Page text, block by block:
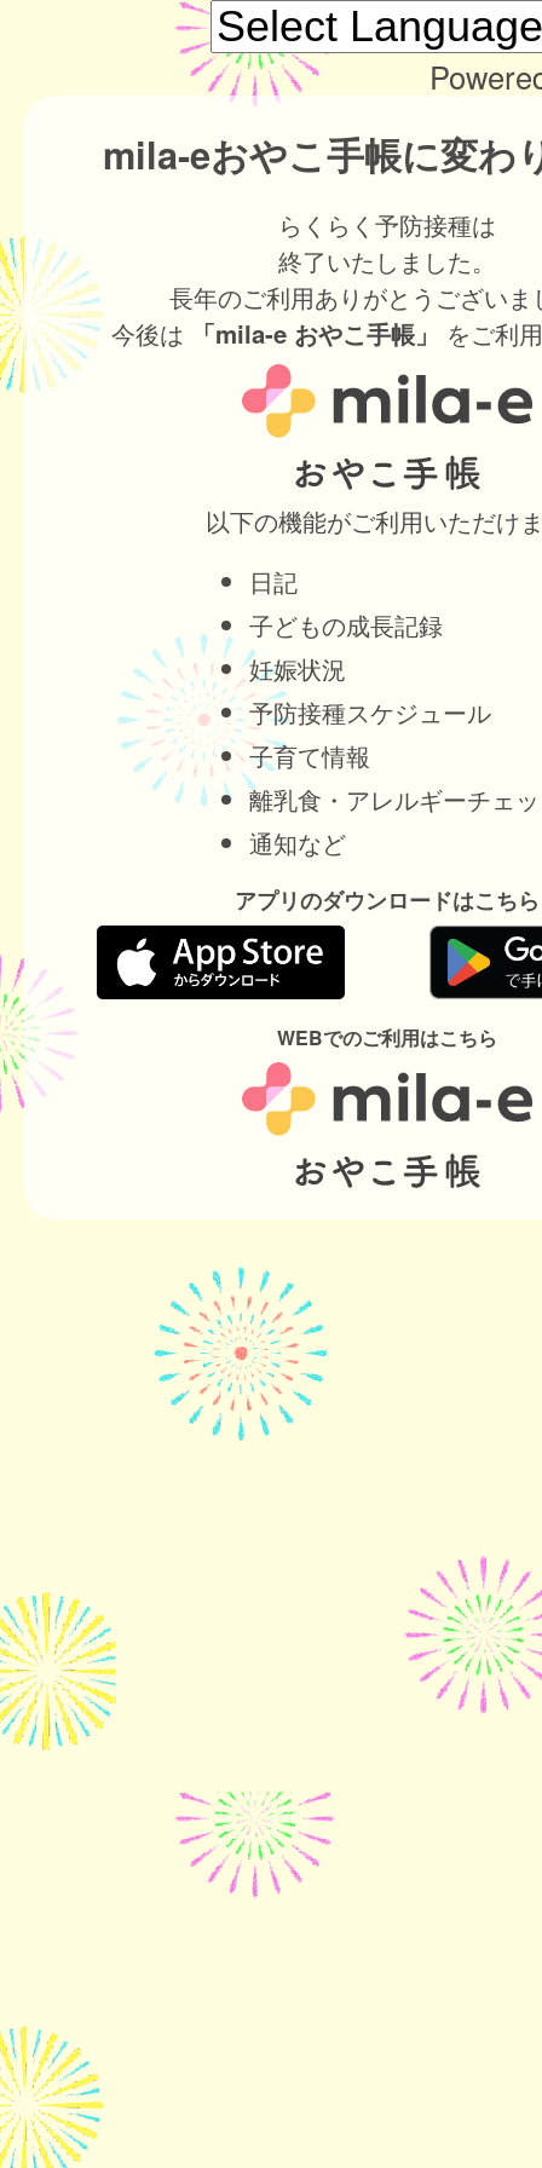
mila-eおやこ手帳に変わ
らくらく予防接種は
終了いたしました。
長年のご利用ありがとうございま
今後は
「mila-e おやこ手帳」 をご利
以下の機能がご利用いただけ
日記
子どもの成長記録
妊娠状況
予防接種スケジュール
子育て情報
離乳食・アレルギーチェ
通知など
アプリのダウンロードはこちら
WEBでのご利用はこちら